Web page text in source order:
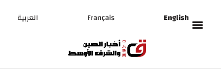
English
Français العربية